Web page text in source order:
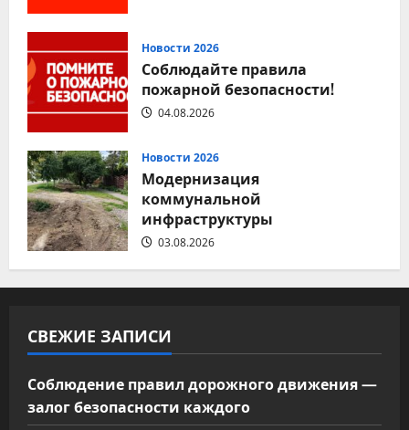
Новости 2026
Соблюдайте правила
пожарной безопасности!
04.08.2026
Новости 2026
Модернизация
коммунальной
инфраструктуры
03.08.2026
СВЕЖИЕ ЗАПИСИ
Соблюдение правил дорожного движения —
залог безопасности каждого